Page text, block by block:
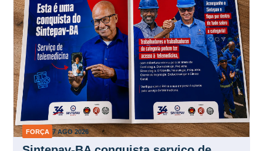
FORÇA 7 AGO 2026